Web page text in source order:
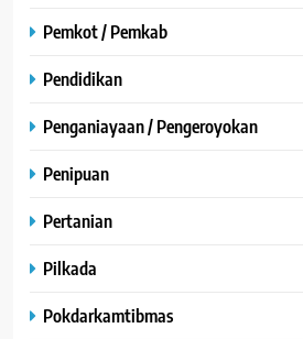
Pemkot / Pemkab
Pendidikan
Penganiayaan / Pengeroyokan
Penipuan
Pertanian
Pilkada
Pokdarkamtibmas